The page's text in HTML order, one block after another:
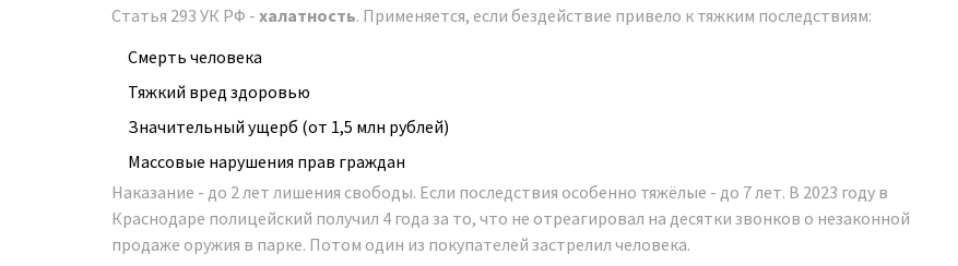
Статья 293 УК РФ - халатность. Применяется, если бездействие привело к тяжким последствиям:
Смерть человека
Тяжкий вред здоровью
Значительный ущерб (от 1,5 млн рублей)
Массовые нарушения прав граждан
Наказание - до 2 лет лишения свободы. Если последствия особенно тяжёлые - до 7 лет. В 2023 году в
Краснодаре полицейский получил 4 года за то, что не отреагировал на десятки звонков о незаконной
продаже оружия в парке. Потом один из покупателей застрелил человека.